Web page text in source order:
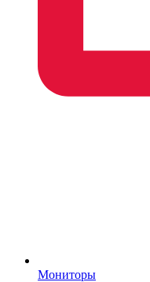
Мониторы